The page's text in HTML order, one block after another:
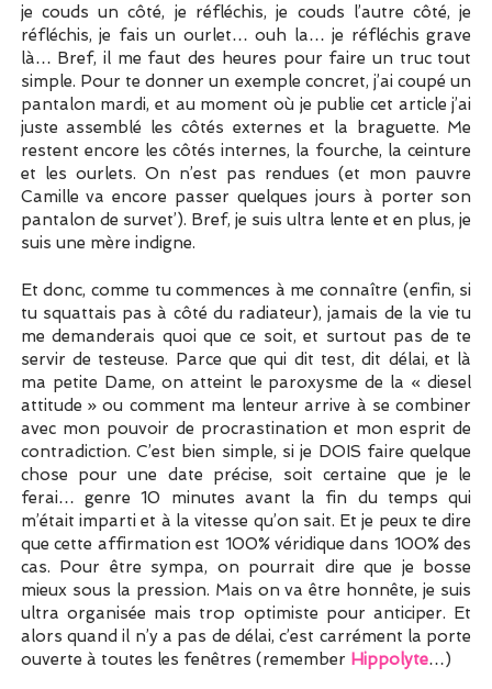
je couds un côté, je réfléchis, je couds l’autre côté, je
réfléchis, je fais un ourlet… ouh la… je réfléchis grave
là… Bref, il me faut des heures pour faire un truc tout
simple. Pour te donner un exemple concret, j’ai coupé un
pantalon mardi, et au moment où je publie cet article j’ai
juste assemblé les côtés externes et la braguette. Me
restent encore les côtés internes, la fourche, la ceinture
et les ourlets. On n’est pas rendues (et mon pauvre
Camille va encore passer quelques jours à porter son
pantalon de survet’). Bref, je suis ultra lente et en plus, je
suis une mère indigne.
Et donc, comme tu commences à me connaître (enfin, si
tu squattais pas à côté du radiateur), jamais de la vie tu
me demanderais quoi que ce soit, et surtout pas de te
servir de testeuse. Parce que qui dit test, dit délai, et là
ma petite Dame, on atteint le paroxysme de la « diesel
attitude » ou comment ma lenteur arrive à se combiner
avec mon pouvoir de procrastination et mon esprit de
contradiction. C’est bien simple, si je DOIS faire quelque
chose pour une date précise, soit certaine que je le
ferai… genre 10 minutes avant la fin du temps qui
m’était imparti et à la vitesse qu’on sait. Et je peux te dire
que cette affirmation est 100% véridique dans 100% des
cas. Pour être sympa, on pourrait dire que je bosse
mieux sous la pression. Mais on va être honnête, je suis
ultra organisée mais trop optimiste pour anticiper. Et
alors quand il n’y a pas de délai, c’est carrément la porte
ouverte à toutes les fenêtres (remember Hippolyte…)